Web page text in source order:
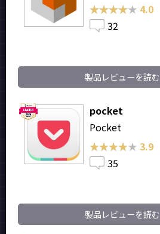
★★★★★
★★★★★ 4.0
32
製品レビューを読む
pocket
Pocket
★★★★★
★★★★★ 3.9
35
製品レビューを読む